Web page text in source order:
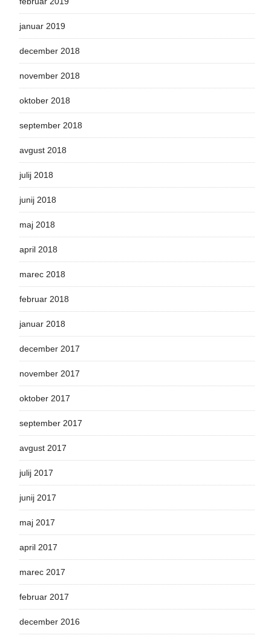
januar 2019
december 2018
november 2018
oktober 2018
september 2018
avgust 2018
julij 2018
junij 2018
maj 2018
april 2018
marec 2018
februar 2018
januar 2018
december 2017
november 2017
oktober 2017
september 2017
avgust 2017
julij 2017
junij 2017
maj 2017
april 2017
marec 2017
februar 2017
december 2016